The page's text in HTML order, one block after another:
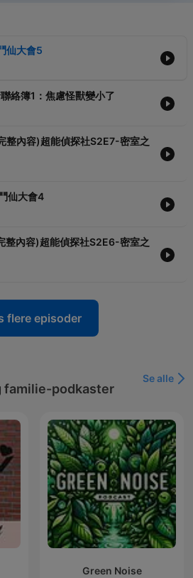
$1,490
47NdGak
ddmm-vip.firstory.io/join
(2025)
節目獎」推薦(2022-2025)
列》熱賣中
對、書展活動、企業活動
以到粉絲團留言唷~
dingdangmm
仙大會5
絡簿1：焦慮怪獸變小了
整內容)超能偵探社S2E7-密室之
仙大會4
整內容)超能偵探社S2E6-密室之
flere episoder
familie-podkaster
Se alle
Green Noise